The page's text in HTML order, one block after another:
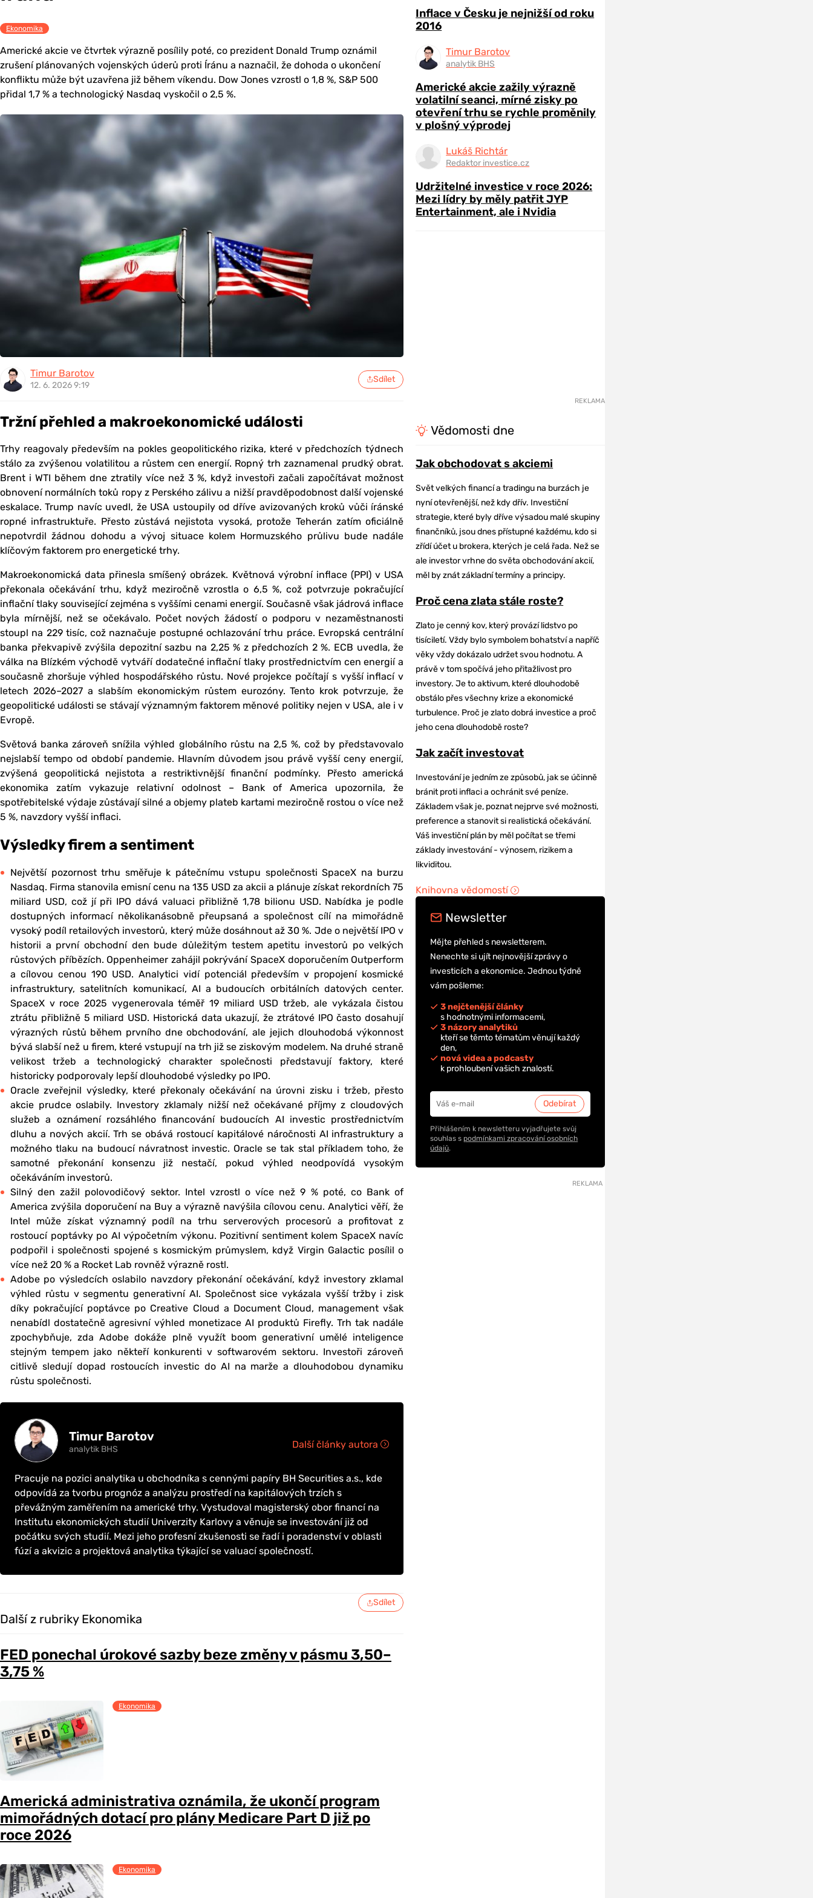
Ekonomika
Americké akcie ve čtvrtek výrazně posílily poté, co prezident Donald Trump oznámil
zrušení plánovaných vojenských úderů proti Íránu a naznačil, že dohoda o ukončení
konfliktu může být uzavřena již během víkendu. Dow Jones vzrostl o 1,8 %, S&P 500
přidal 1,7 % a technologický Nasdaq vyskočil o 2,5 %.
Timur Barotov
12. 6. 2026 9:19
Sdílet
Tržní přehled a makroekonomické události
Trhy reagovaly především na pokles geopolitického rizika, které v předchozích týdnech
stálo za zvýšenou volatilitou a růstem cen energií. Ropný trh zaznamenal prudký obrat.
Brent i WTI během dne ztratily více než 3 %, když investoři začali započítávat možnost
obnovení normálních toků ropy z Perského zálivu a nižší pravděpodobnost další vojenské
eskalace. Trump navíc uvedl, že USA ustoupily od dříve avizovaných kroků vůči íránské
ropné infrastruktuře. Přesto zůstává nejistota vysoká, protože Teherán zatím oficiálně
nepotvrdil žádnou dohodu a vývoj situace kolem Hormuzského průlivu bude nadále
klíčovým faktorem pro energetické trhy.
Makroekonomická data přinesla smíšený obrázek. Květnová výrobní inflace (PPI) v USA
překonala očekávání trhu, když meziročně vzrostla o 6,5 %, což potvrzuje pokračující
inflační tlaky související zejména s vyššími cenami energií. Současně však jádrová inflace
byla mírnější, než se očekávalo. Počet nových žádostí o podporu v nezaměstnanosti
stoupl na 229 tisíc, což naznačuje postupné ochlazování trhu práce. Evropská centrální
banka překvapivě zvýšila depozitní sazbu na 2,25 % z předchozích 2 %. ECB uvedla, že
válka na Blízkém východě vytváří dodatečné inflační tlaky prostřednictvím cen energií a
současně zhoršuje výhled hospodářského růstu. Nové projekce počítají s vyšší inflací v
letech 2026–2027 a slabším ekonomickým růstem eurozóny. Tento krok potvrzuje, že
geopolitické události se stávají významným faktorem měnové politiky nejen v USA, ale i v
Evropě.
Světová banka zároveň snížila výhled globálního růstu na 2,5 %, což by představovalo
nejslabší tempo od období pandemie. Hlavním důvodem jsou právě vyšší ceny energií,
zvýšená geopolitická nejistota a restriktivnější finanční podmínky. Přesto americká
ekonomika zatím vykazuje relativní odolnost – Bank of America upozornila, že
spotřebitelské výdaje zůstávají silné a objemy plateb kartami meziročně rostou o více než
5 %, navzdory vyšší inflaci.
Výsledky firem a sentiment
Největší pozornost trhu směřuje k pátečnímu vstupu společnosti SpaceX na burzu
Nasdaq. Firma stanovila emisní cenu na 135 USD za akcii a plánuje získat rekordních 75
miliard USD, což jí při IPO dává valuaci přibližně 1,78 bilionu USD. Nabídka je podle
dostupných informací několikanásobně přeupsaná a společnost cílí na mimořádně
vysoký podíl retailových investorů, který může dosáhnout až 30 %. Jde o největší IPO v
historii a první obchodní den bude důležitým testem apetitu investorů po velkých
růstových příbězích. Oppenheimer zahájil pokrývání SpaceX doporučením Outperform
a cílovou cenou 190 USD. Analytici vidí potenciál především v propojení kosmické
infrastruktury, satelitních komunikací, AI a budoucích orbitálních datových center.
SpaceX v roce 2025 vygenerovala téměř 19 miliard USD tržeb, ale vykázala čistou
ztrátu přibližně 5 miliard USD. Historická data ukazují, že ztrátové IPO často dosahují
výrazných růstů během prvního dne obchodování, ale jejich dlouhodobá výkonnost
bývá slabší než u firem, které vstupují na trh již se ziskovým modelem. Na druhé straně
velikost tržeb a technologický charakter společnosti představují faktory, které
historicky podporovaly lepší dlouhodobé výsledky po IPO.
Oracle zveřejnil výsledky, které překonaly očekávání na úrovni zisku i tržeb, přesto
akcie prudce oslabily. Investory zklamaly nižší než očekávané příjmy z cloudových
služeb a oznámení rozsáhlého financování budoucích AI investic prostřednictvím
dluhu a nových akcií. Trh se obává rostoucí kapitálové náročnosti AI infrastruktury a
možného tlaku na budoucí návratnost investic. Oracle se tak stal příkladem toho, že
samotné překonání konsenzu již nestačí, pokud výhled neodpovídá vysokým
očekáváním investorů.
Silný den zažil polovodičový sektor. Intel vzrostl o více než 9 % poté, co Bank of
America zvýšila doporučení na Buy a výrazně navýšila cílovou cenu. Analytici věří, že
Intel může získat významný podíl na trhu serverových procesorů a profitovat z
rostoucí poptávky po AI výpočetním výkonu. Pozitivní sentiment kolem SpaceX navíc
podpořil i společnosti spojené s kosmickým průmyslem, když Virgin Galactic posílil o
více než 20 % a Rocket Lab rovněž výrazně rostl.
Adobe po výsledcích oslabilo navzdory překonání očekávání, když investory zklamal
výhled růstu v segmentu generativní AI. Společnost sice vykázala vyšší tržby i zisk
díky pokračující poptávce po Creative Cloud a Document Cloud, management však
nenabídl dostatečně agresivní výhled monetizace AI produktů Firefly. Trh tak nadále
zpochybňuje, zda Adobe dokáže plně využít boom generativní umělé inteligence
stejným tempem jako někteří konkurenti v softwarovém sektoru. Investoři zároveň
citlivě sledují dopad rostoucích investic do AI na marže a dlouhodobou dynamiku
růstu společnosti.
Timur Barotov
analytik BHS
Pracuje na pozici analytika u obchodníka s cennými papíry BH Securities a.s., kde
odpovídá za tvorbu prognóz a analýzu prostředí na kapitálových trzích s
převážným zaměřením na americké trhy. Vystudoval magisterský obor financí na
Institutu ekonomických studií Univerzity Karlovy a věnuje se investování již od
počátku svých studií. Mezi jeho profesní zkušenosti se řadí i poradenství v oblasti
fúzí a akvizic a projektová analytika týkající se valuací společností.
Další články autora
Sdílet
Další z rubriky Ekonomika
FED ponechal úrokové sazby beze změny v pásmu 3,50–
3,75 %
Ekonomika
Americká administrativa oznámila, že ukončí program
mimořádných dotací pro plány Medicare Part D již po
roce 2026
Ekonomika
Inflace v Česku je nejnižší od roku
2016
Timur Barotov
analytik BHS
Americké akcie zažily výrazně
volatilní seanci, mírné zisky po
otevření trhu se rychle proměnily
v plošný výprodej
Lukáš Richtár
Redaktor investice.cz
Udržitelné investice v roce 2026:
Mezi lídry by měly patřit JYP
Entertainment, ale i Nvidia
REKLAMA
Vědomosti dne
Jak obchodovat s akciemi
Svět velkých financí a tradingu na burzách je
nyní otevřenější, než kdy dřív. Investiční
strategie, které byly dříve výsadou malé skupiny
finančníků, jsou dnes přístupné každému, kdo si
zřídí účet u brokera, kterých je celá řada. Než se
ale investor vrhne do světa obchodování akcií,
měl by znát základní termíny a principy.
Proč cena zlata stále roste?
Zlato je cenný kov, který provází lidstvo po
tisíciletí. Vždy bylo symbolem bohatství a napříč
věky vždy dokázalo udržet svou hodnotu. A
právě v tom spočívá jeho přitažlivost pro
investory. Je to aktivum, které dlouhodobě
obstálo přes všechny krize a ekonomické
turbulence. Proč je zlato dobrá investice a proč
jeho cena dlouhodobě roste?
Jak začít investovat
Investování je jedním ze způsobů, jak se účinně
bránit proti inflaci a ochránit své peníze.
Základem však je, poznat nejprve své možnosti,
preference a stanovit si realistická očekávání.
Váš investiční plán by měl počítat se třemi
základy investování - výnosem, rizikem a
likviditou.
Knihovna vědomostí
Newsletter
Mějte přehled s newsletterem.
Nenechte si ujít nejnovější zprávy o
investicích a ekonomice. Jednou týdně
vám pošleme:
3 nejčtenější články
s hodnotnými informacemi,
3 názory analytiků
kteří se těmto tématům věnují každý
den,
nová videa a podcasty
k prohloubení vašich znalostí.
Přihlášením k newsletteru vyjadřujete svůj
souhlas s podmínkami zpracování osobních
údajů.
REKLAMA